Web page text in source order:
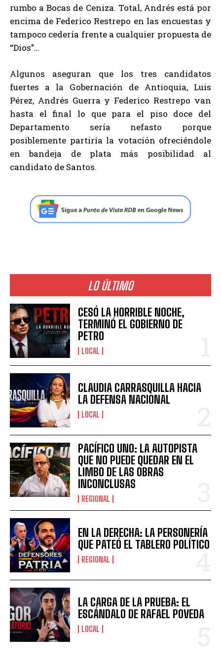
rumbo a Bocas de Ceniza. Total, Andrés está por
encima de Federico Restrepo en las encuestas y
tampoco cedería frente a cualquier propuesta de
“Dios”…
Algunos aseguran que los tres candidatos
fuertes a la Gobernación de Antioquia, Luis
Pérez, Andrés Guerra y Federico Restrepo van
hasta el final lo que para el piso doce del
Departamento sería nefasto porque
posiblemente partiría la votación ofreciéndole
en bandeja de plata más posibilidad al
candidato de Santos.
LO ÚLTIMO
CESÓ LA HORRIBLE NOCHE,
TERMINÓ EL GOBIERNO DE
PETRO
LOCAL
CLAUDIA CARRASQUILLA HACIA
LA DEFENSA NACIONAL
LOCAL
PACÍFICO UNO: LA AUTOPISTA
QUE NO PUEDE QUEDAR EN EL
LIMBO DE LAS OBRAS
INCONCLUSAS
REGIONAL
EN LA DERECHA: LA PERSONERÍA
QUE PATEÓ EL TABLERO POLÍTICO
REGIONAL
LA CARGA DE LA PRUEBA: EL
ESCÁNDALO DE RAFAEL POVEDA
LOCAL